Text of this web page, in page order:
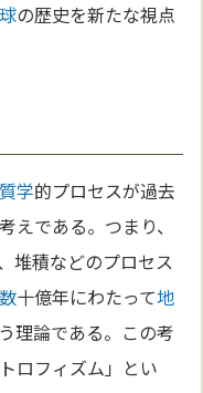
の歴史を新たな視点
学的プロセスが過去
えである。つまり、
堆積などのプロセス
数十億年にわたって地
理論である。この考
ロフィズム」とい